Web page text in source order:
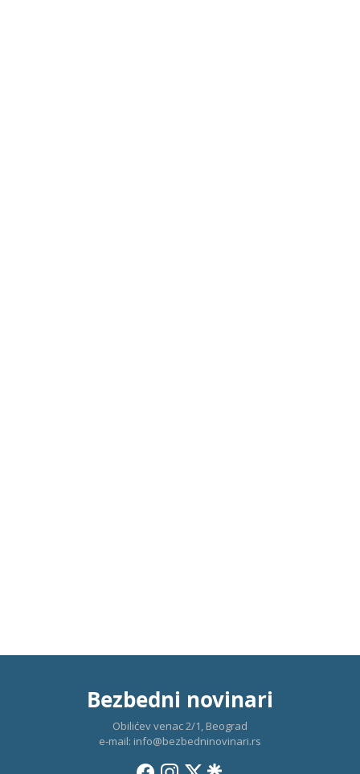
Bezbedni novinari
Obilićev venac 2/1, Beograd
e-mail: info@bezbedninovinari.rs